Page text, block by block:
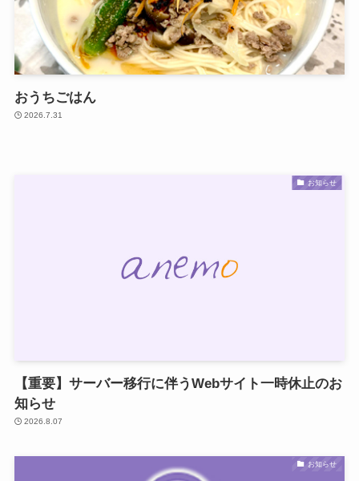
おうちごはん
2026.7.31
お知らせ
【重要】サーバー移行に伴うWebサイト一時休止のお
知らせ
2026.8.07
お知らせ